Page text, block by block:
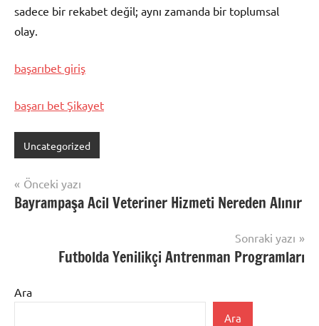
sadece bir rekabet değil; aynı zamanda bir toplumsal
olay.
başarıbet giriş
başarı bet Şikayet
Uncategorized
Yazı
gezinmesi
Önceki yazı
Bayrampaşa Acil Veteriner Hizmeti Nereden Alınır
Sonraki yazı
Futbolda Yenilikçi Antrenman Programları
Ara
Ara